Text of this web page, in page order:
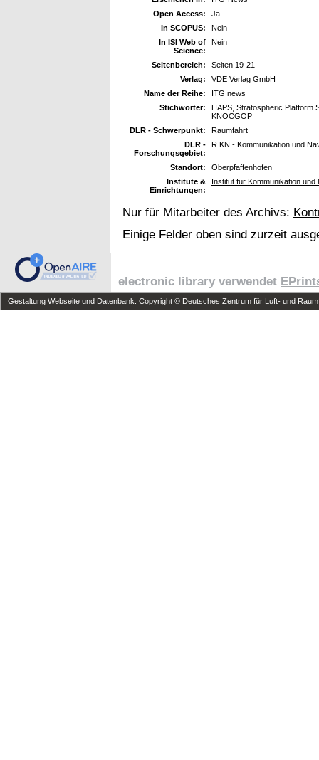
Open Access:
Ja
In SCOPUS:
Nein
In ISI Web of
Science:
Nein
Seitenbereich:
Seiten 19-21
Verlag:
VDE Verlag GmbH
Name der Reihe:
ITG news
Stichwörter:
HAPS, Stratospheric Platform
KNOCGOP
DLR - Schwerpunkt:
Raumfahrt
DLR -
Forschungsgebiet:
R KN - Kommunikation und
Standort:
Oberpfaffenhofen
Institute &
Einrichtungen:
Institut für Kommunikation
Nur für Mitarbeiter des Archivs:
Einige Felder oben sind zurzeit
electronic library verwendet
Gestaltung Webseite und Datenbank: Copyright © Deutsches Zentrum für Luft- und